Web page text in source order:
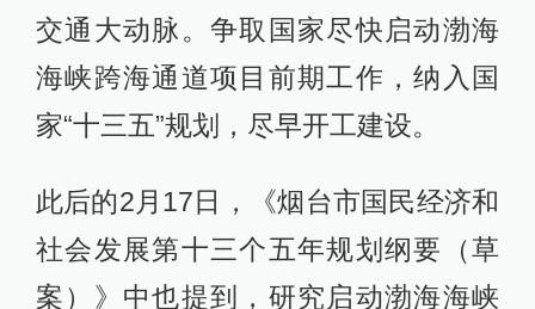
交通大动脉。争取国家尽快启动渤海
海峡跨海通道项目前期工作，纳入国
家“十三五”规划，尽早开工建设。
此后的2月17日，《烟台市国民经济和
社会发展第十三个五年规划纲要（草
案）》中也提到，研究启动渤海海峡